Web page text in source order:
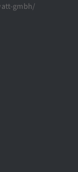
gmbh/